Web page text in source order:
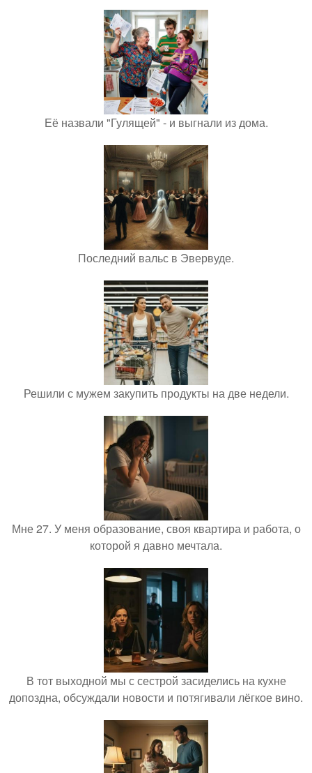
Её назвали "Гулящей" - и выгнали из дома.
Последний вальс в Эвервуде.
Решили с мужем закупить продукты на две недели.
Мне 27. У меня образование, своя квартира и работа, о
которой я давно мечтала.
В тот выходной мы с сестрой засиделись на кухне
допоздна, обсуждали новости и потягивали лёгкое вино.